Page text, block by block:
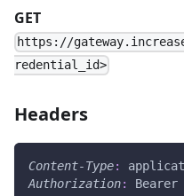
GET
https://
redential_id>
Headers
Content-Type:
Authorization:
Bearer